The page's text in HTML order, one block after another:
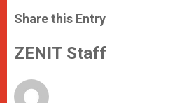
t
s
p
p
s
e
g
e
e
b
o
k
Share this Entry
ZENIT Staff